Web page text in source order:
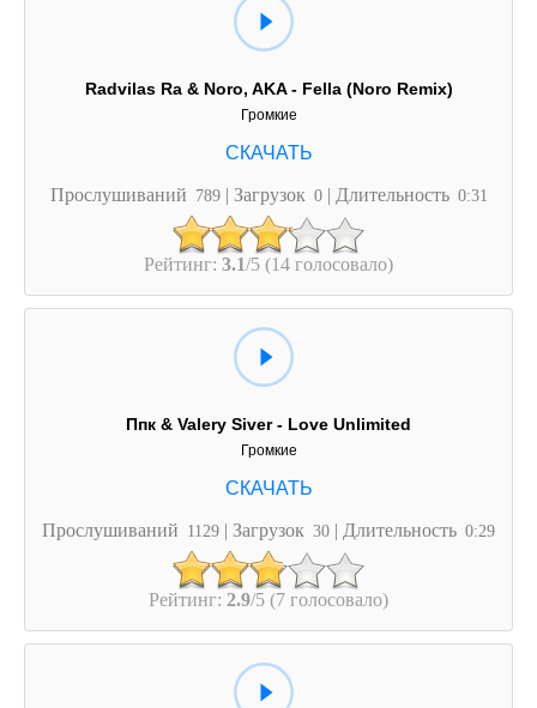
Radvilas Ra & Noro, AKA - Fella (Noro Remix)
Громкие
Прослушиваний 789 | Загрузок 0 | Длительность 0:31
Рейтинг: 3.1/5 (14 голосовало)
Ппк & Valery Siver - Love Unlimited
Громкие
Прослушиваний 1129 | Загрузок 30 | Длительность 0:29
Рейтинг: 2.9/5 (7 голосовало)